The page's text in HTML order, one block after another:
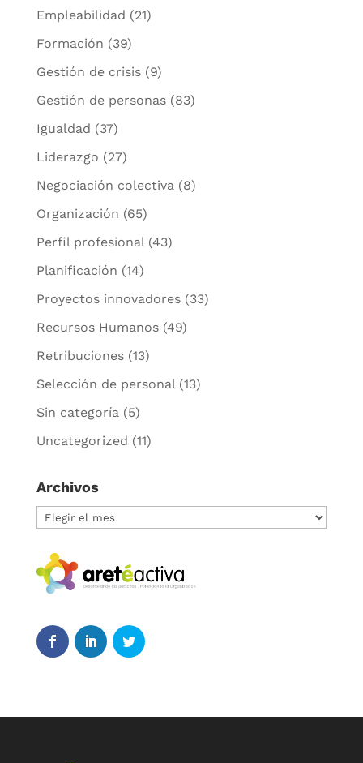
Empleabilidad (21)
Formación (39)
Gestión de crisis(9)
Gestión de personas(83)
Igualdad (37)
Liderazgo (27)
Negociación colectiva (8)
Organización (65)
Perfil profesional (43)
Planificación (14)
Proyectos innovadores(33)
Recursos Humanos(49)
Retribuciones(13)
Selección de personal (13)
Sin categoría (5)
Uncategorized (11)
Archivos
Archivos